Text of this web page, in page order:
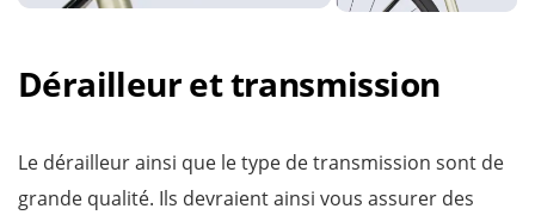
Dérailleur et transmission
Le dérailleur ainsi que le type de transmission sont de
grande qualité. Ils devraient ainsi vous assurer des